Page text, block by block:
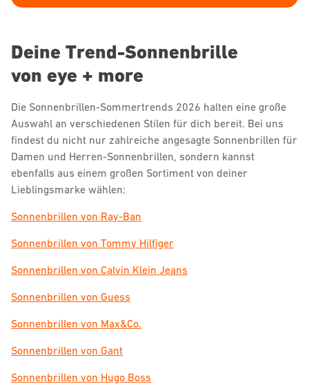
Deine Trend-Sonnenbrille
von eye + more
Die Sonnenbrillen-Sommertrends 2026 halten eine große
Auswahl an verschiedenen Stilen für dich bereit. Bei uns
findest du nicht nur zahlreiche angesagte Sonnenbrillen für
Damen und Herren-Sonnenbrillen, sondern kannst
ebenfalls aus einem großen Sortiment von deiner
Lieblingsmarke wählen:
Sonnenbrillen von Ray-Ban
Sonnenbrillen von Tommy Hilfiger
Sonnenbrillen von Calvin Klein Jeans
Sonnenbrillen von Guess
Sonnenbrillen von Max&Co.
Sonnenbrillen von Gant
Sonnenbrillen von Hugo Boss